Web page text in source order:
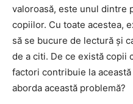
valoroasă, este unul dintre
copiilor. Cu toate acestea,
să se bucure de lectură și
de a citi. De ce există copii
factori contribuie la
aborda această problemă?